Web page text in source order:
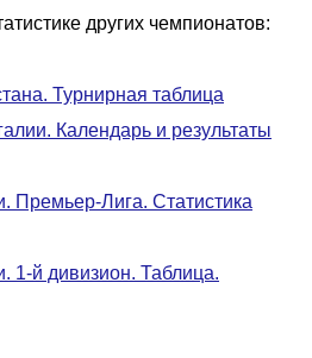
других чемпионатов:
Турнирная таблица
Календарь и результаты
Премьер-Лига. Статистика
1-й дивизион. Таблица.